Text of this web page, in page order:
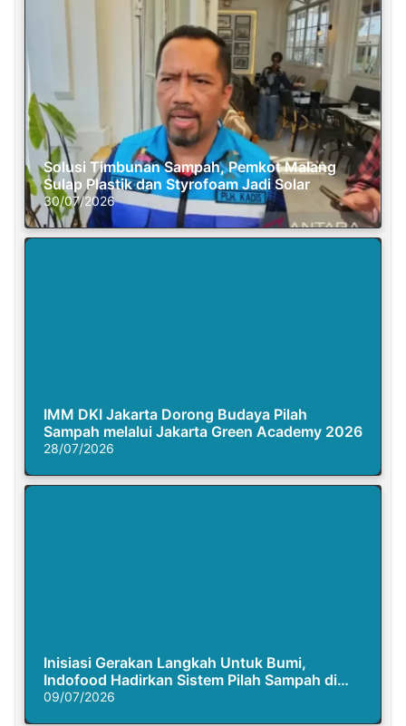
Solusi Timbunan Sampah, Pemkot Malang
Sulap Plastik dan Styrofoam Jadi Solar
30/07/2026
IMM DKI Jakarta Dorong Budaya Pilah
Sampah melalui Jakarta Green Academy 2026
28/07/2026
Inisiasi Gerakan Langkah Untuk Bumi,
Indofood Hadirkan Sistem Pilah Sampah di
Semasa Piknik
09/07/2026